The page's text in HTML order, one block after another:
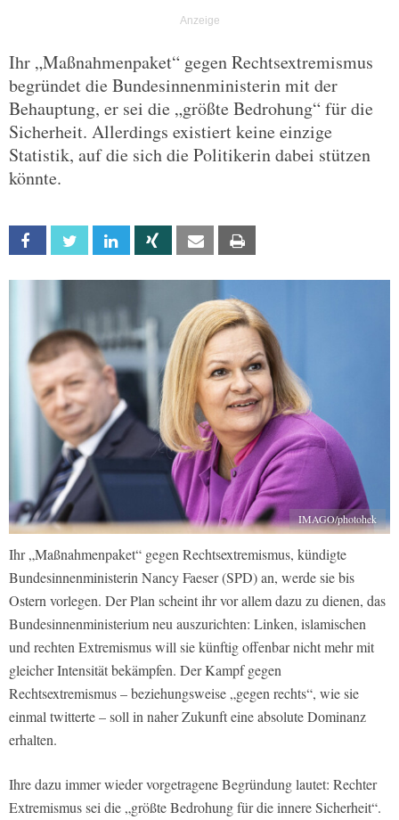
Ihr „Maßnahmenpaket“ gegen Rechtsextremismus
begründet die Bundesinnenministerin mit der
Behauptung, er sei die „größte Bedrohung“ für die
Sicherheit. Allerdings existiert keine einzige
Statistik, auf die sich die Politikerin dabei stützen
könnte.
Facebook Twitter Linkedin Xing Email
IMAGO/photohek
Ihr „Maßnahmenpaket“ gegen Rechtsextremismus, kündigte
Bundesinnenministerin Nancy Faeser (SPD) an, werde sie bis
Ostern vorlegen. Der Plan scheint ihr vor allem dazu zu dienen, das
Bundesinnenministerium neu auszurichten: Linken, islamischen
und rechten Extremismus will sie künftig offenbar nicht mehr mit
gleicher Intensität bekämpfen. Der Kampf gegen
Rechtsextremismus – beziehungsweise „gegen rechts“, wie sie
einmal twitterte – soll in naher Zukunft eine absolute Dominanz
erhalten.
Ihre dazu immer wieder vorgetragene Begründung lautet: Rechter
Extremismus sei die „größte Bedrohung für die innere Sicherheit“.